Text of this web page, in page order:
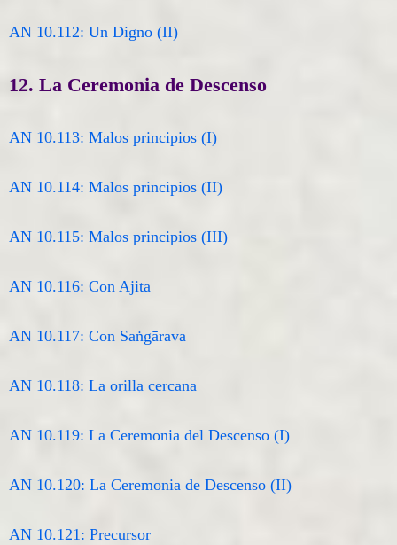
AN 10.112: Un Digno (II)
12. La Ceremonia de Descenso
AN 10.113: Malos principios (I)
AN 10.114: Malos principios (II)
AN 10.115: Malos principios (III)
AN 10.116: Con Ajita
AN 10.117: Con Saṅgārava
AN 10.118: La orilla cercana
AN 10.119: La Ceremonia del Descenso (I)
AN 10.120: La Ceremonia de Descenso (II)
AN 10.121: Precursor